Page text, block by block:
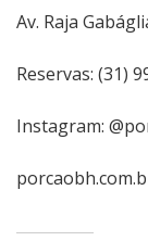
Av. Raja
Reservas: (31)
Instagram: